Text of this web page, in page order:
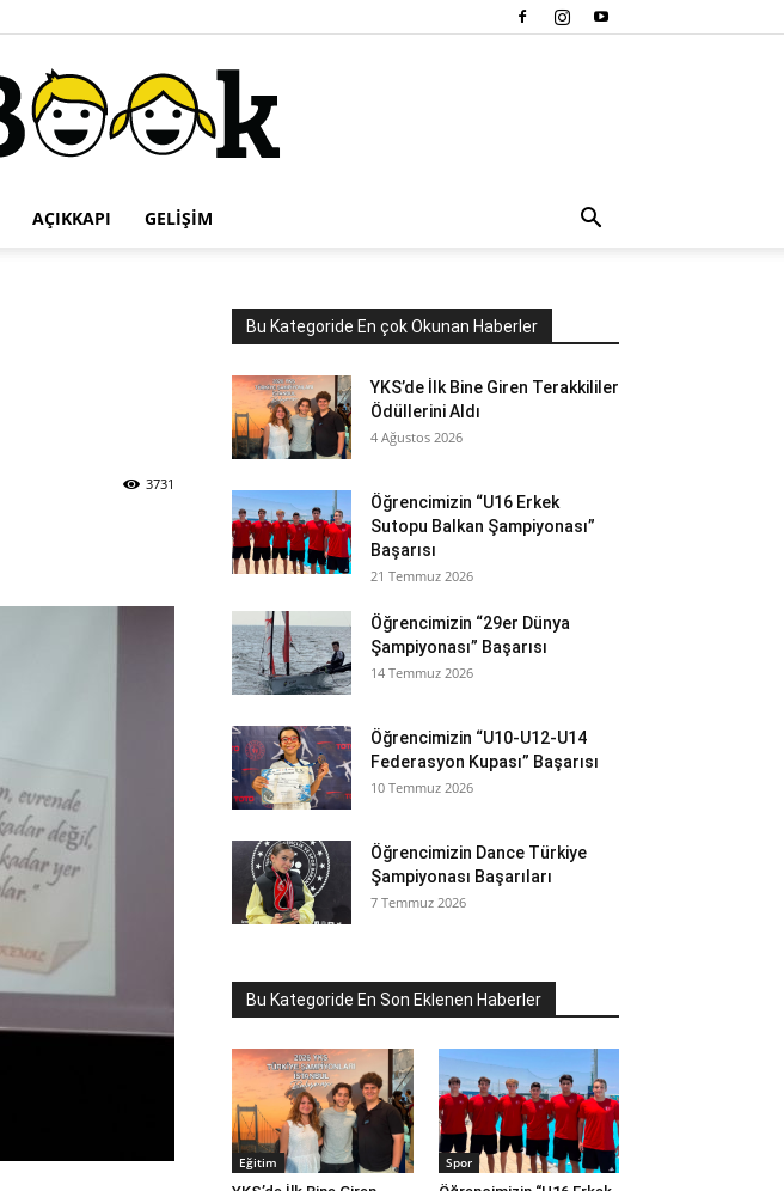
AÇIKKAPI GELIŞIM
3731
Bu Kategoride En çok Okunan Haberler
YKS’de İlk Bine Giren Terakkililer
Ödüllerini Aldı
4 Ağustos 2026
Öğrencimizin “U16 Erkek
Sutopu Balkan Şampiyonası”
Başarısı
21 Temmuz 2026
Öğrencimizin “29er Dünya
Şampiyonası” Başarısı
14 Temmuz 2026
Öğrencimizin “U10-U12-U14
Federasyon Kupası” Başarısı
10 Temmuz 2026
Öğrencimizin Dance Türkiye
Şampiyonası Başarıları
7 Temmuz 2026
Bu Kategoride En Son Eklenen Haberler
Eğitim Spor